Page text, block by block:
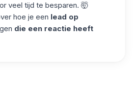
veel tijd te besparen. 🤯
hoe je een lead op
die een reactie heeft